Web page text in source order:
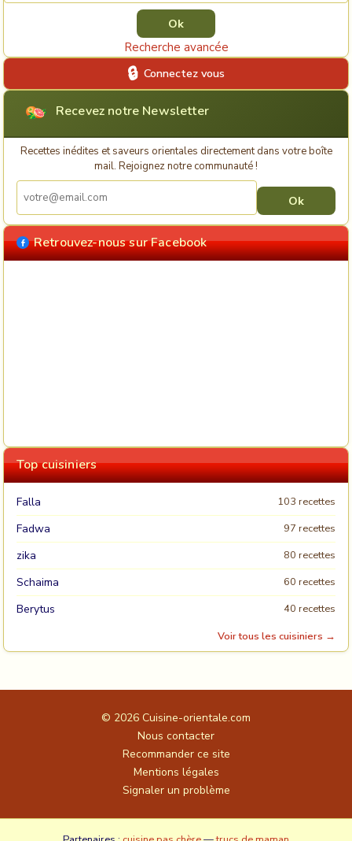
Recherche avancée
Connectez vous
Recevez notre Newsletter
Recettes inédites et saveurs orientales directement dans votre boîte
mail. Rejoignez notre communauté !
Retrouvez-nous sur Facebook
Top cuisiniers
Falla 103 recettes
Fadwa 97 recettes
zika 80 recettes
Schaima 60 recettes
Berytus
40 recettes
Voir tous les cuisiniers →
© 2026 Cuisine-orientale.com
Nous contacter
Recommander ce site
Mentions légales
Signaler un problème